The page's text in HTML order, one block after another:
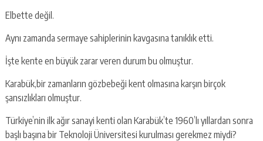
Elbette değil.
Aynı zamanda sermaye sahiplerinin kavgasına tanıklık etti.
İşte kente en büyük zarar veren durum bu olmuştur.
Karabük,bir zamanların gözbebeği kent olmasına karşın birçok
şansızlıkları olmuştur.
Türkiye’nin ilk ağır sanayi kenti olan Karabük’te 1960’lı yıllardan sonra
başlı başına bir Teknoloji Üniversitesi kurulması gerekmez miydi?